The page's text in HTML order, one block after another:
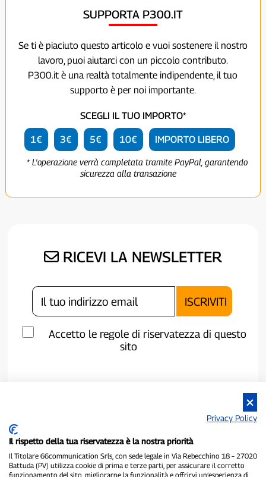
SUPPORTA P300.IT
Se ti è piaciuto questo articolo e vuoi sostenere il nostro
lavoro, puoi aiutarci con un piccolo contributo.
P300.it è una realtà totalmente indipendente, il tuo
supporto è per noi importante.
SCEGLI IL TUO IMPORTO*
1€ 3€ 5€ 10€ IMPORTO LIBERO
* L'operazione verrà completata tramite PayPal, garantendo
sicurezza alla transazione
RICEVI LA NEWSLETTER
Accetto le regole di riservatezza di questo
sito
Privacy Policy
Il rispetto della tua riservatezza è la nostra priorità
Il Titolare 66communication Srls, con sede legale in Via Rebecchino 18 – 27020
Battuda (PV) utilizza cookie di prima e terze parti, per assicurare il corretto
funzionamento del sito, migliorarne la funzionalità e offrirvi un’esperienza di